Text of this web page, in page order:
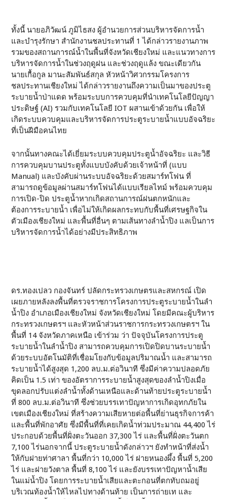
ทั้งนี้ นายอภิวัฒน์ ภูมิไธสง ผู้อำนวยการส่วนบริหารจัดการน้ำ
และบำรุงรักษา สำนักงานชลประทานที่ 1 ได้กล่าวรายงานภาพ
รวมของสถานการณ์น้ำในพื้นที่จังหวัดเชียงใหม่ และแนวทางการ
บริหารจัดการน้ำในช่วงฤดูฝน และช่วงฤดูแล้ง ขณะเดียวกัน
นายเกื้อกูล มานะสัมพันธ์สกุล หัวหน้าวิศวกรรมโครงการ
ชลประทานเชียงใหม่ ได้กล่าวรายงานถึงความเป็นมาของประตู
ระบายน้ำป่าแดด พร้อมระบบการควบคุมที่นำเทคโนโลยีปัญญา
ประดิษฐ์ (AI) รวมกับเทคโนโลยี IOT ผสานเข้าด้วยกัน เพื่อให้
เกิดระบบควบคุมและบริหารจัดการประตูระบายน้ำแบบอัจฉริยะ
ที่เป็นฝีมือคนไทย
จากนั้นทางคณะได้เยี่ยมระบบควบคุมประตูน้ำอัจฉริยะ และวิธี
การควบคุมบานประตูทั้งแบบบังคับด้วยเจ้าหน้าที่ (แบบ
Manual) และบังคับผ่านระบบอัจฉริยะด้วยสมาร์ทโฟน ที่
สามารถดูข้อมูลผ่านสมาร์ทโฟนได้แบบเรียลไทม์ พร้อมควบคุม
การเปิด-ปิด ประตูน้ำหากเกิดสถานการณ์ฝนตกหนักและ
ต้องการระบายน้ำ เพื่อไม่ให้เกิดผลกระทบกับพื้นที่เศรษฐกิจใน
ตัวเมืองเชียงใหม่ และพื้นที่อื่นๆ ตามเส้นทางลำน้ำปิง แลเป็นการ
บริหารจัดการน้ำได้อย่างมีประสิทธิภาพ
ดร.ทองเปลว กองจันทร์ ปลัดกระทรวงเกษตรและสหกรณ์ เปิด
เผยภายหลังลงพื้นที่ตรวจราชการโครงการประตูระบายน้ำในลำ
น้ำปิง อำเภอเมืองเชียงใหม่ จังหวัดเชียงใหม่ โดยมีคณะผู้บริหาร
กระทรวงเกษตรฯ และหัวหน้าส่วนราชการกระทรวงเกษตรฯ ใน
พื้นที่ 14 จังหวัดภาคเหนือ เข้าร่วม ว่า ปัจจุบันโครงการประตู
ระบายน้ำในลำน้ำปิง สามารถควบคุมการเปิดปิดบานระบายน้ำ
ด้วยระบบอัตโนมัติที่เชื่อมโยงกับข้อมูลปริมาณน้ำ และสามารถ
ระบายน้ำได้สูงสุด 1,200 ลบ.ม.ต่อวินาที ซึ่งมีค่าความปลอดภัย
คิดเป็น 1.5 เท่า ของอัตราการระบายน้ำสูงสุดของลำน้ำปิงเมื่อ
ขุดลอกปรับแต่งลำน้ำทั้งด้านเหนือและด้านท้ายประตูระบายน้ำ
ที่ 800 ลบ.ม.ต่อวินาที ซึ่งช่วยบรรเทาปัญหาการเกิดอุทกภัยใน
เขตเมืองเชียงใหม่ ที่สร้างความเสียหายต่อพื้นที่ย่านธุรกิจการค้า
และพื้นที่พักอาศัย ซึ่งมีพื้นที่ที่เคยเกิดน้ำท่วมประมาณ 44,400 ไร่
ประกอบด้วยพื้นที่ฝั่งตะวันออก 37,300 ไร่ และพื้นที่ฝั่งตะวันตก
7,100 ไร่นอกจากนี้ ประตูระบายน้ำดังกล่าวฯ ยังทำหน้าที่ส่งน้ำ
ให้กับฝายท่าศาลา พื้นที่กว่า 10,000 ไร่ ฝายหนองผึ้ง พื้นที่ 5,200
ไร่ และฝายวังตาล พื้นที่ 8,100 ไร่ และยังบรรเทาปัญหาน้ำเสีย
ในแม่น้ำปิง โดยการระบายน้ำเสียและตะกอนที่ตกทับถมอยู่
บริเวณท้องน้ำให้ไหลไปทางด้านท้าย เป็นการถ่ายเท และ